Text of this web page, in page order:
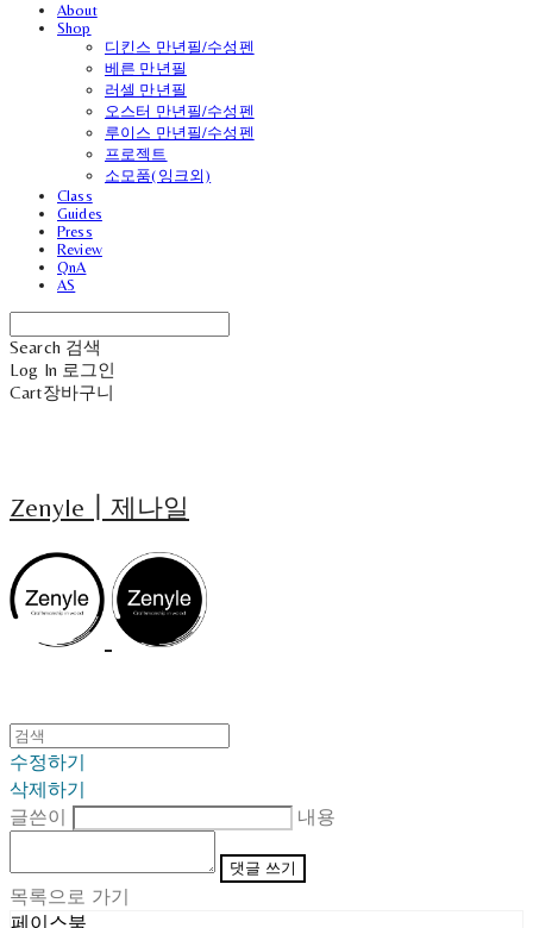
About
Shop
디킨스 만년필/수성펜
베른 만년필
러셀 만년필
오스터 만년필/수성펜
루이스 만년필/수성펜
프로젝트
소모품(잉크외)
Class
Guides
Press
Review
QnA
AS
Search 검색
Log In 로그인
Cart장바구니
Zenyle┃제나일
수정하기
삭제하기
글쓴이
내용
댓글 쓰기
목록으로 가기
페이스북